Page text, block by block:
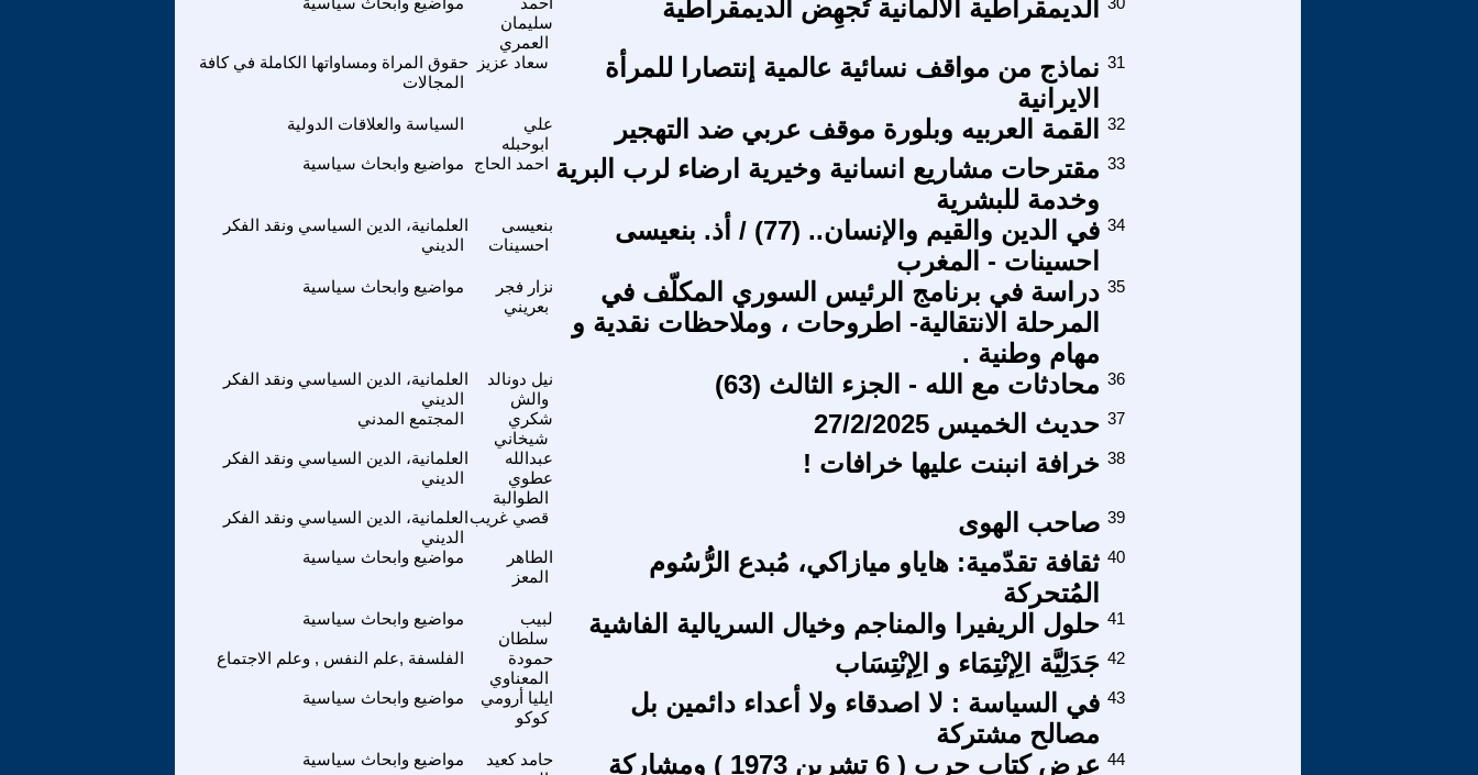
سليمان
العمري
الديمقراطية الألمانية تُجهِض الديمقراطية
حقوق المراة ومساواتها الكاملة في كافة
المجالات
سعاد عزيز
نماذج من مواقف نسائية عالمية إنتصارا للمرأة
الايرانية
31
السياسة والعلاقات الدولية
علي
ابوحبله
القمة العربيه وبلورة موقف عربي ضد التهجير 32
مواضيع وابحاث سياسية احمد الحاج مقترحات مشاريع انسانية وخيرية ارضاء لرب البرية
وخدمة للبشرية
33
العلمانية، الدين السياسي ونقد الفكر
الديني
بنعيسى
احسينات
في الدين والقيم والإنسان.. (77) / أذ. بنعيسى
احسينات - المغرب
34
مواضيع وابحاث سياسية
نزار فجر
بعريني
دراسة في برنامج الرئيس السوري المكلّف في
المرحلة الانتقالية- اطروحات ، وملاحظات نقدية و
مهام وطنية .
35
العلمانية، الدين السياسي ونقد الفكر
الديني
نيل دونالد
والش
محادثات مع الله - الجزء الثالث (63) 36
المجتمع المدني
شكري
شيخاني
حديث الخميس 27/2/2025 37
العلمانية، الدين السياسي ونقد الفكر
الديني
عبدالله
عطوي
الطوالبة
خرافة انبنت عليها خرافات ! 38
العلمانية، الدين السياسي ونقد الفكر
الديني
قصي غريب صاحب الهوى 39
مواضيع وابحاث سياسية
الطاهر
المعز
ثقافة تقدّمية: هاياو ميازاكي، مُبدع الرُّسُوم
المُتحركة
40
مواضيع وابحاث سياسية
لبيب
سلطان
حلول الريفيرا والمناجم وخيال السريالية الفاشية 41
الفلسفة ,علم النفس , وعلم الاجتماع
حمودة
المعناوي
جَدَلِيَّة الِإنْتِمَاء و الِإنْتِسَاب 42
مواضيع وابحاث سياسية
ايليا أرومي
كوكو
في السياسة : لا اصدقاء ولا أعداء دائمين بل
مصالح مشتركة
43
مواضيع وابحاث سياسية
حامد كعيد
عرض كتاب حرب ( 6 تشرين 1973 ) ومشاركة
44